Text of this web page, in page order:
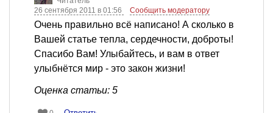
26 сентября 2011 в 01:56
Сообщить модератору
Очень правильно всё написано! А сколько в
Вашей статье тепла, сердечности, доброты!
Спасибо Вам! Улыбайтесь, и вам в ответ
улыбнётся мир - это закон жизни!
Оценка статьи: 5